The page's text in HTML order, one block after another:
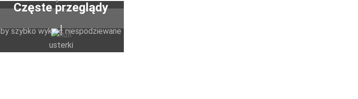
Częste przeglądy
by szybko wykryć niespodziewane
usterki